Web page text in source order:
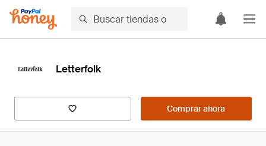
Letterfolk
Comprar ahora